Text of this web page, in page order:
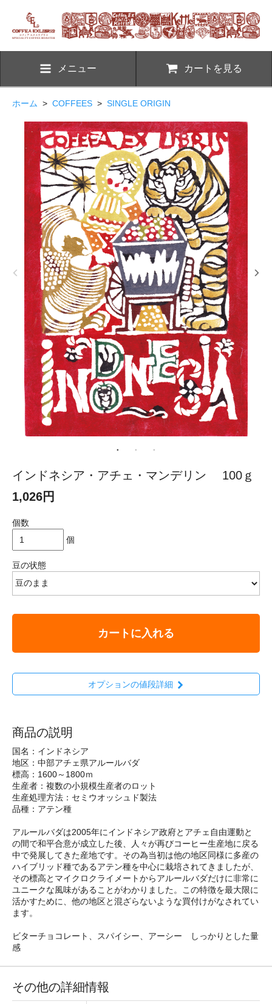
メニュー カートを見る
ホーム > COFFEES > SINGLE ORIGIN
インドネシア・アチェ・マンデリン 100ｇ
1,026円
個数
個
豆の状態
カートに入れる
オプションの値段詳細
商品の説明
国名：インドネシア
地区：中部アチェ県アルールバダ
標高：1600～1800ｍ
生産者：複数の小規模生産者のロット
生産処理方法：セミウオッシュド製法
品種：アテン種
アルールバダは2005年にインドネシア政府とアチェ自由運動と
の間で和平合意が成立した後、人々が再びコーヒー生産地に戻る
中で発展してきた産地です。その為当初は他の地区同様に多産の
ハイブリッド種であるアテン種を中心に栽培されてきましたが、
その標高とマイクロクライメートからアルールバダだけに非常に
ユニークな風味があることがわかりました。この特徴を最大限に
活かすために、他の地区と混ざらないような買付けがなされてい
ます。
ビターチョコレート、スパイシー、アーシー しっかりとした量
感
その他の詳細情報